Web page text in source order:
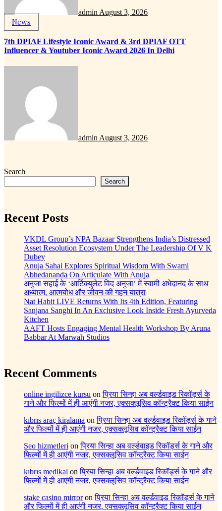
admin August 3, 2026
News
7th DPIAF Lifestyle Iconic Award & 3rd DPIAF OTT
Influencer & Youtuber Iconic Award 2026 In Delhi
admin August 3, 2026
Search
Search
Recent Posts
VKDL Group’s NPA Bazaar Strengthens India’s Distressed
Asset Resolution Ecosystem Under The Leadership Of V K
Dubey
Anuja Sahai Explores Spiritual Wisdom With Swami
Abhedananda On Articulate With Anuja
अनुजा सहाई के ‘आर्टिक्युलेट विद अनुजा’ में स्वामी अभेदानंद के साथ
अध्यात्म, आत्मबोध और जीवन की गहन यात्रा
Nat Habit LIVE Returns With Its 4th Edition, Featuring
Sanjana Sanghi In An Exclusive Look Inside Fresh Ayurveda
Kitchen
AAFT Hosts Engaging Mental Health Workshop By Aruna
Babbar At Marwah Studios
Recent Comments
online ingilizce kursu onप्रिया सिन्हा अब वर्ल्डवाइड रिकॉर्ड्स के
गाने और फिल्मों में ही आएंगी नजर, एक्सक्लूसिव कॉन्ट्रैक्ट किया साईन
kıbrıs araç kiralama onप्रिया सिन्हा अब वर्ल्डवाइड रिकॉर्ड्स के गाने
और फिल्मों में ही आएंगी नजर, एक्सक्लूसिव कॉन्ट्रैक्ट किया साईन
Seo hizmetleri onप्रिया सिन्हा अब वर्ल्डवाइड रिकॉर्ड्स के गाने और
फिल्मों में ही आएंगी नजर, एक्सक्लूसिव कॉन्ट्रैक्ट किया साईन
kıbrıs medikal onप्रिया सिन्हा अब वर्ल्डवाइड रिकॉर्ड्स के गाने और
फिल्मों में ही आएंगी नजर, एक्सक्लूसिव कॉन्ट्रैक्ट किया साईन
stake casino mirroronप्रिया सिन्हा अब वर्ल्डवाइड रिकॉर्ड्स के गाने
और फिल्मों में ही आएंगी नजर, एक्सक्लूसिव कॉन्ट्रैक्ट किया साईन